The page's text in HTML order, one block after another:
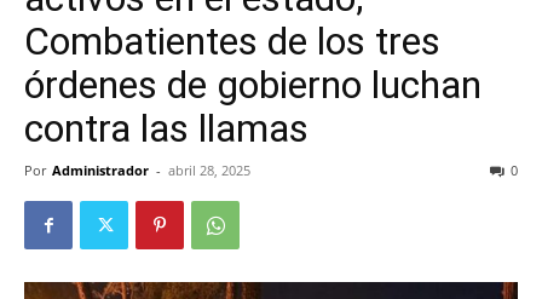
Combatientes de los tres
órdenes de gobierno luchan
contra las llamas
Por Administrador - abril 28, 2025 0